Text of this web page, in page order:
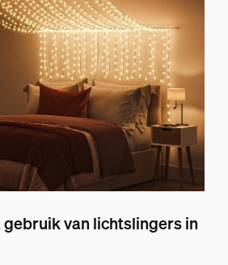
gebruik van lichtslingers in